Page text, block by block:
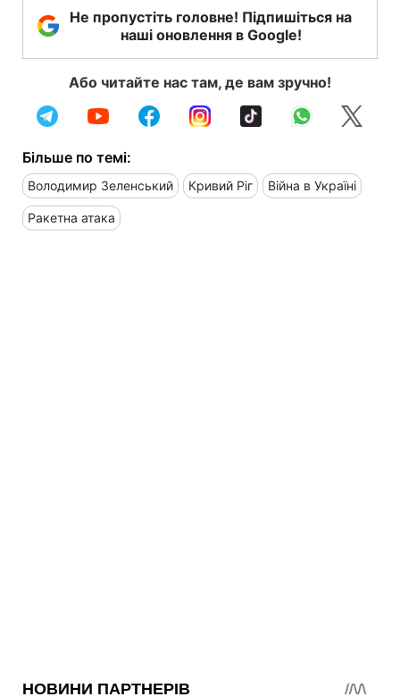
Не пропустіть головне! Підпишіться на
наші оновлення в Google!
Або читайте нас там, де вам зручно!
Більше по темі:
Володимир Зеленський Кривий Ріг Війна в Україні
Ракетна атака